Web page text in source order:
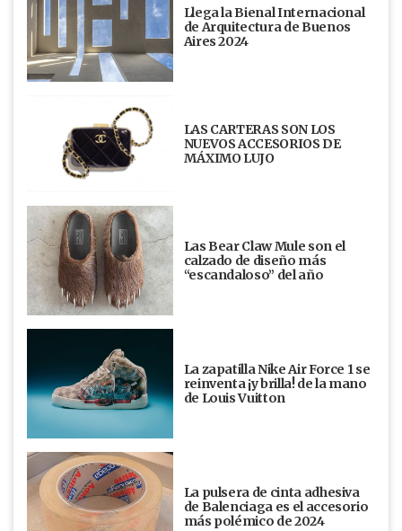
Llega la Bienal Internacional
de Arquitectura de Buenos
Aires 2024
LAS CARTERAS SON LOS
NUEVOS ACCESORIOS DE
MÁXIMO LUJO
Las Bear Claw Mule son el
calzado de diseño más
“escandaloso” del año
La zapatilla Nike Air Force 1 se
reinventa ¡y brilla! de la mano
de Louis Vuitton
La pulsera de cinta adhesiva
de Balenciaga es el accesorio
más polémico de 2024